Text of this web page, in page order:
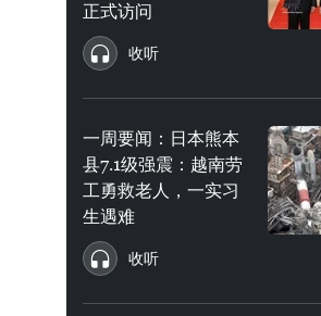
正式访问
收听
一周要闻：日本熊本
县7.1级强震：越南劳
工勇救老人，一实习
生遇难
收听